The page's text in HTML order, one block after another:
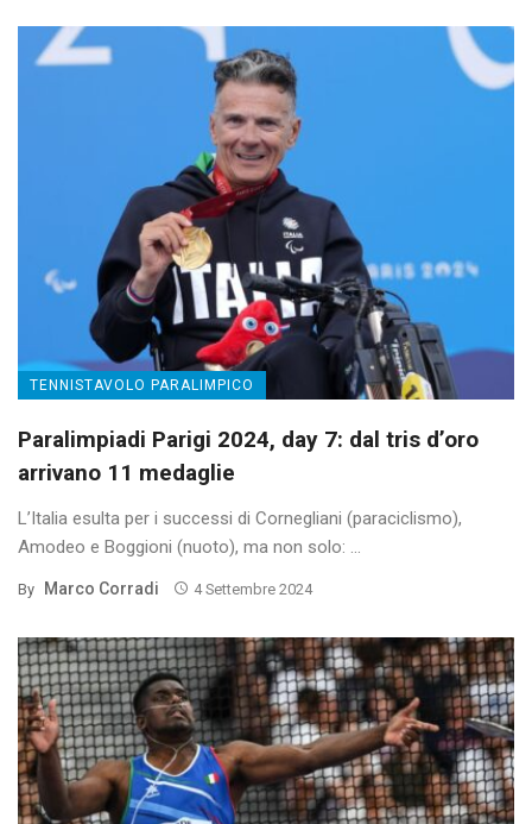
TENNISTAVOLO PARALIMPICO
Paralimpiadi Parigi 2024, day 7: dal tris d’oro
arrivano 11 medaglie
L’Italia esulta per i successi di Cornegliani (paraciclismo),
Amodeo e Boggioni (nuoto), ma non solo: ...
By Marco Corradi 4 Settembre 2024